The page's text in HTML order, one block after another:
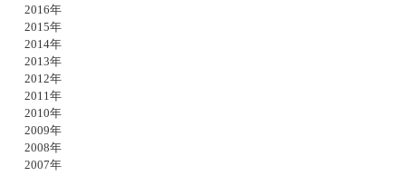
2016年
2015年
2014年
2013年
2012年
2011年
2010年
2009年
2008年
2007年